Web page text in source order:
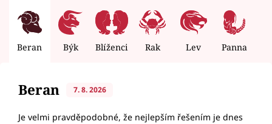
Beran Býk Blíženci Rak Lev Panna
Beran 7. 8. 2026
Je velmi pravděpodobné, že nejlepším řešením je dnes